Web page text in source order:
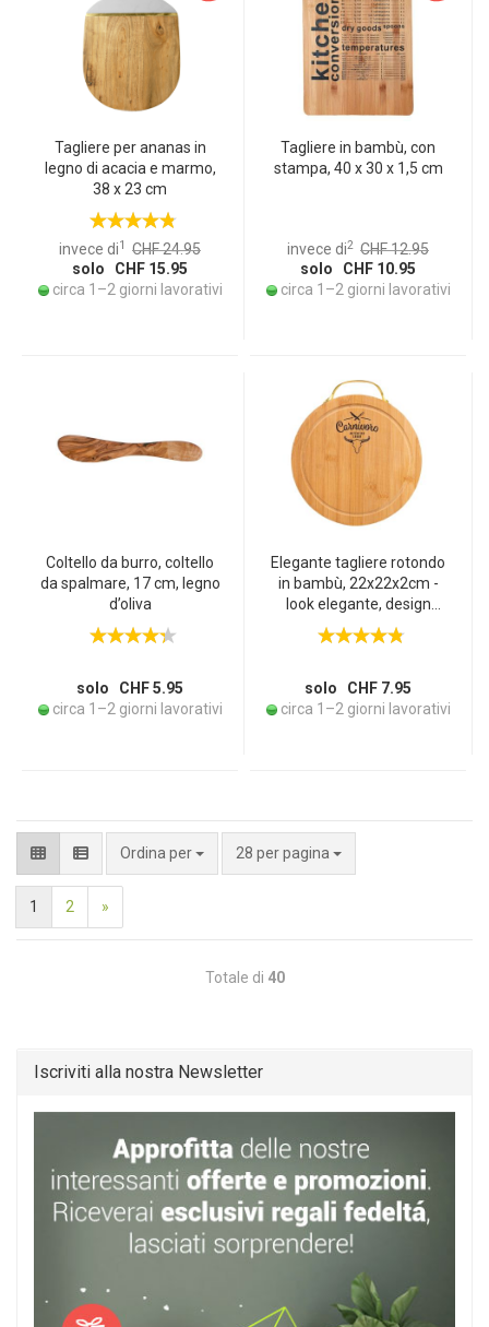
Tagliere per ananas in
legno di acacia e marmo,
38 x 23 cm
invece di1
CHF 24.95
solo CHF 15.95
circa 1–2 giorni lavorativi
Tagliere in bambù, con
stampa, 40 x 30 x 1,5 cm
invece di2 CHF 12.95
solo CHF 10.95
circa 1–2 giorni lavorativi
Coltello da burro, coltello
da spalmare, 17 cm, legno
d’oliva
solo CHF 5.95
circa 1–2 giorni lavorativi
Elegante tagliere rotondo
in bambù, 22x22x2cm -
look elegante, design
robusto - perfetto per le
cucine moderne
solo CHF 7.95
circa 1–2 giorni lavorativi
Ordina per 28 per pagina
1 2 »
Totale di 40
Iscriviti alla nostra Newsletter